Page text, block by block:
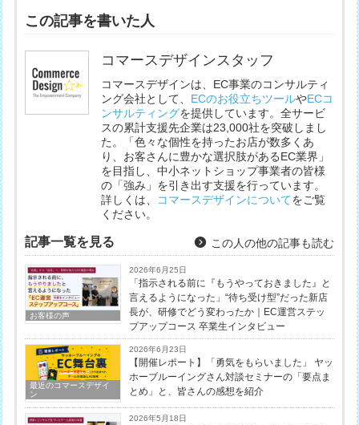
この記事を書いた人
コマースデザインスタッフ
コマースデザインは、EC事業のコンサルティ
ング会社として、 ECのお役立ちツールやECコ
ンサルティングを提供しています。全サービ
スの累計支援先企業は23,000社を突破しまし
た。「色々な個性を持ったお店が数多くあ
り、お客さんに豊かな選択肢があるEC業界」
を目指し、中小ネットショップ事業者の皆様
の「強み」を引き出す支援を行っています。
詳しくは、
コマースデザインについてをご覧
ください。
記事一覧を見る この人の他の記事も読む
お客様の声
2026年6月25日
「指示される前に『もうやっておきました』と
言えるようになった」“待ち受け型”だった新店
長が、研修でどう変わったか｜EC運営ステッ
プアップコース 卒業生インタビュー
最近のコマースデザイ
ン
2026年6月23日
【開催レポート】「勇気をもらいました」 ヤッ
ホーブルーイングさん対談セミナーの「要点ま
とめ」と、皆さんの感想を紹介
2026年5月18日